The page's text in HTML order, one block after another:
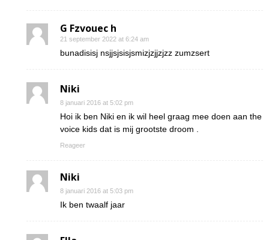
G Fzvouec h
21 september 2022 at 6:24 am
bunadisisj nsjjsjsisjsmizjzjjzjzz zumzsert
Niki
8 januari 2016 at 5:02 pm
Hoi ik ben Niki en ik wil heel graag mee doen aan the
voice kids dat is mij grootste droom .
Reageer
Niki
8 januari 2016 at 5:03 pm
Ik ben twaalf jaar